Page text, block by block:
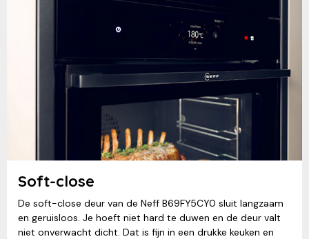
Soft-close
De soft-close deur van de Neff B69FY5CY0 sluit langzaam
en geruisloos. Je hoeft niet hard te duwen en de deur valt
niet onverwacht dicht. Dat is fijn in een drukke keuken en